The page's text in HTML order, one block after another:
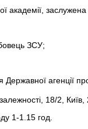
академії,
ЗСУ;
агенції
18/2, Київ,
1-1.15 год.